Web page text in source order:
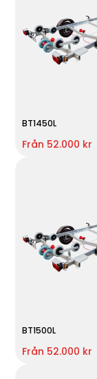
BT1450L
Från 52.000 kr
BT1500L
Från 52.000 kr